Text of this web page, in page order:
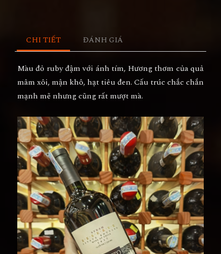
CHI TIẾT ĐÁNH GIÁ
Màu đỏ ruby đậm với ánh tím, Hương thơm của quả
mâm xôi, mận khô, hạt tiêu đen. Cấu trúc chắc chắn
mạnh mẽ nhưng cũng rất mượt mà.